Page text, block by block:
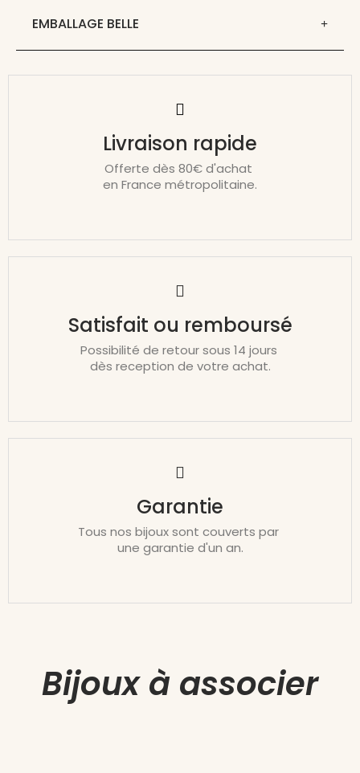
EMBALLAGE BELLE
Livraison rapide
Offerte dès 80€ d'achat
en France métropolitaine.
Satisfait ou remboursé
Possibilité de retour sous 14 jours
dès reception de votre achat.
Garantie
Tous nos bijoux sont couverts par
une garantie d'un an.
Bijoux à associer